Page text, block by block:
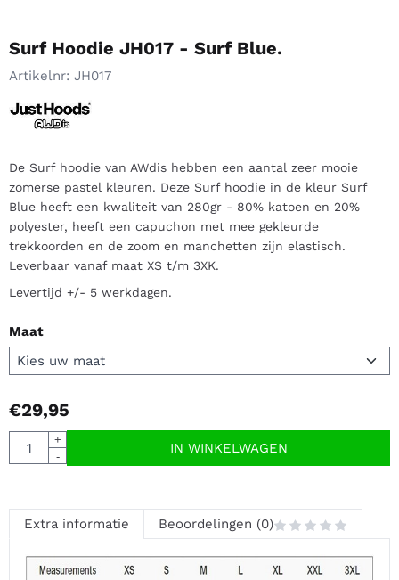
Surf Hoodie JH017 - Surf Blue.
Artikelnr: JH017
De Surf hoodie van AWdis hebben een aantal zeer mooie
zomerse pastel kleuren. Deze Surf hoodie in de kleur Surf
Blue heeft een kwaliteit van 280gr - 80% katoen en 20%
polyester, heeft een capuchon met mee gekleurde
trekkoorden en de zoom en manchetten zijn elastisch.
Leverbaar vanaf maat XS t/m 3XK.
Levertijd +/- 5 werkdagen.
Maat
€29,95
Aantal
+
-
IN WINKELWAGEN
Extra informatie Beoordelingen (0)